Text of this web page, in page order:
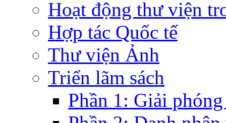
Hoạt động thư viện
Hợp tác Quốc tế
Thư viện Ảnh
Triển lãm sách
Phần 1: Giải